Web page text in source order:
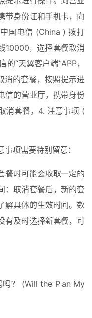
带身份证和手机卡，向
国电信 (China ) 拨打
10000，选择套餐取消
“天翼客户端”APP，
消的套餐，按照提示进
信的营业厅，携带身份
消套餐。4. 注意事项 (
项需要特别留意：
餐时可能会收取一定的
：取消套餐后，新的套
解具体的生效时间。数
有及时选择新套餐，可
吗？ (Will the Plan My